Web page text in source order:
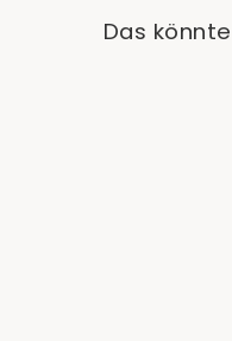
Das